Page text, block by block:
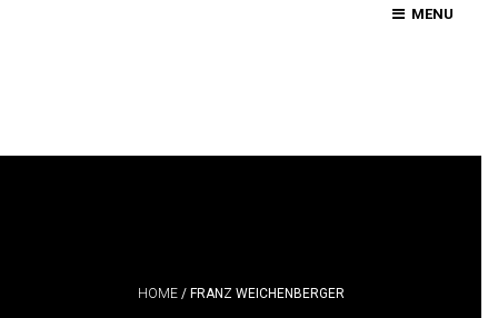
MENU
HOME / FRANZ WEICHENBERGER